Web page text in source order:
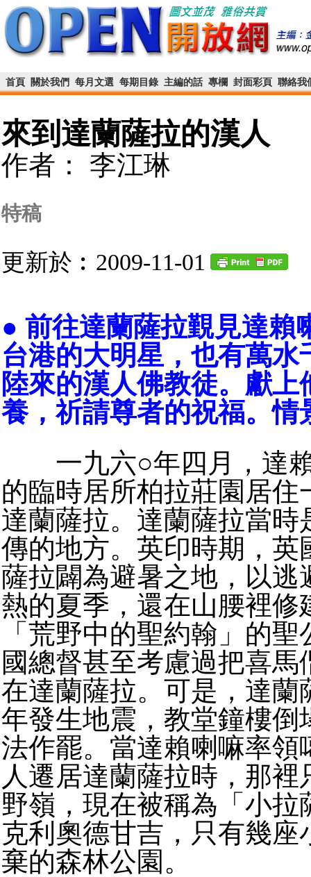
首頁 關於我們 每月文選 每期目錄 主編的話 專欄 封面彩頁 聯絡我
來到達蘭薩拉的漢人
作者： 李江琳
特稿
更新於︰2009-11-01
● 前往達蘭薩拉覲見達賴
台港的大明星，也有萬水
陸來的漢人佛教徒。獻上
養，祈請尊者的祝福。情
一九六○年四月，達賴
的臨時居所柏拉莊園居住
達蘭薩拉。達蘭薩拉當時
傳的地方。英印時期，英
薩拉闢為避暑之地，以逃
熱的夏季，還在山腰裡修
「荒野中的聖約翰」的
國總督甚至考慮過把喜馬
在達蘭薩拉。可是，達蘭
年發生地震，教堂鐘樓倒
法作罷。當達賴喇嘛率領
人遷居達蘭薩拉時，那裡
野嶺，現在被稱為「小拉
克利奧德甘吉，只有幾座
棄的森林公園。